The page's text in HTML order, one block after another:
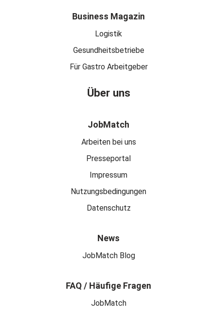
Business Magazin
Logistik
Gesundheitsbetriebe
Für Gastro Arbeitgeber
Über uns
JobMatch
Arbeiten bei uns
Presseportal
Impressum
Nutzungsbedingungen
Datenschutz
News
JobMatch Blog
FAQ / Häufige Fragen
JobMatch